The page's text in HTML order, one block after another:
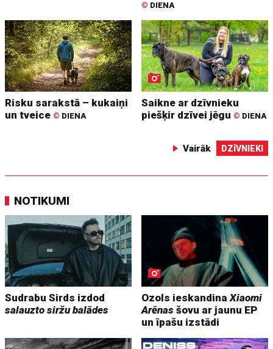
© DIENA
Risku sarakstā – kukaiņi
un tveice © DIENA
Saikne ar dzīvnieku
piešķir dzīvei jēgu © DIENA
Vairāk DZĪVNIEKI
NOTIKUMI
Sudrabu Sirds izdod
salauzto siržu balādes
Ozols ieskandinaXiaomi
Arēnas šovu ar jaunu EP
un īpašu izstādi